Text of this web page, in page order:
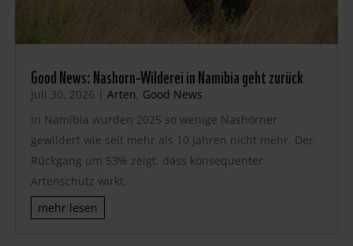
Good News: Nashorn-Wilderei in Namibia geht zurück
Juli 30, 2026 | Arten, Good News
In Namibia wurden 2025 so wenige Nashörner
gewildert wie seit mehr als 10 Jahren nicht mehr. Der
Rückgang um 53% zeigt, dass konsequenter
Artenschutz wirkt.
mehr lesen